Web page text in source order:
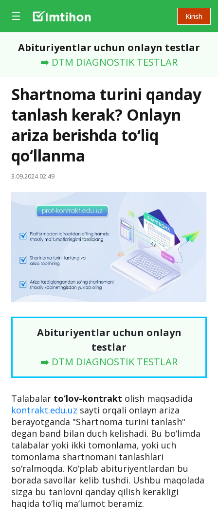
Kirish
Abituriyentlar uchun onlayn testlar
➡️ DTM DIAGNOSTIK TESTLAR
Shartnoma turini qanday
tanlash kerak? Onlayn
ariza berishda to‘liq
qo‘llanma
3.09.2024 02:49
Abituriyentlar uchun onlayn
testlar
➡️ DTM DIAGNOSTIK TESTLAR
Talabalar to‘lov-kontrakt olish maqsadida
kontrakt.edu.uz sayti orqali onlayn ariza
berayotganda "Shartnoma turini tanlash"
degan band bilan duch kelishadi. Bu bo‘limda
talabalar yoki ikki tomonlama, yoki uch
tomonlama shartnomani tanlashlari
so‘ralmoqda. Ko‘plab abituriyentlardan bu
borada savollar kelib tushdi. Ushbu maqolada
sizga bu tanlovni qanday qilish kerakligi
haqida to‘liq ma’lumot beramiz.